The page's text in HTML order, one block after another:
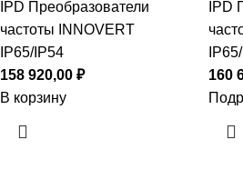
IPD Преобразователи
частоты INNOVERT
IP65/IP54
158 920,00 ₽
В корзину
IPD
160